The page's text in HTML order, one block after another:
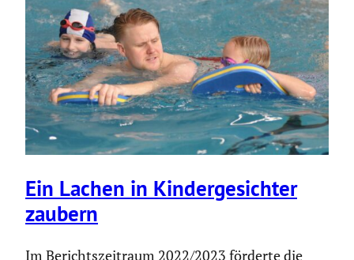
Ein Lachen in Kinder­ge­sichter
zaubern
Im Berichtszeitraum 2022/2023 förderte die